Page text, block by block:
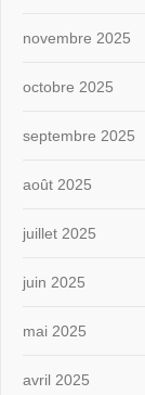
novembre 2025
octobre 2025
septembre 2025
août 2025
juillet 2025
juin 2025
mai 2025
avril 2025